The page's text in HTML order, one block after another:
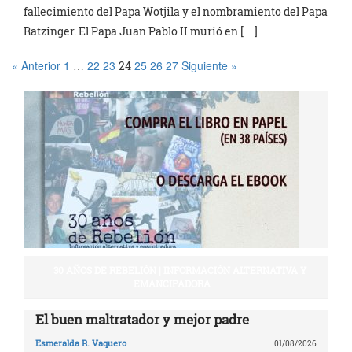
fallecimiento del Papa Wotjila y el nombramiento del Papa
Ratzinger. El Papa Juan Pablo II murió en […]
« Anterior 1 22 23 24 25 26 27 Siguiente »
El buen maltratador y mejor padre
Esmeralda R. Vaquero 01/08/2026